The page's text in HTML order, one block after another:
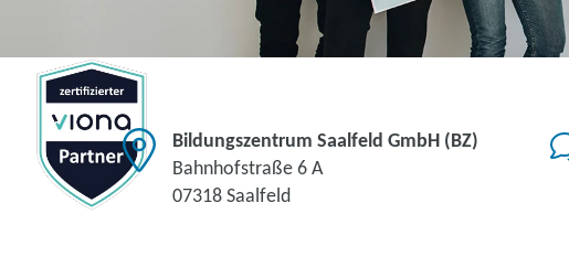
Bildungszentrum Saalfeld GmbH (BZ)
Bahnhofstraße 6 A
07318 Saalfeld